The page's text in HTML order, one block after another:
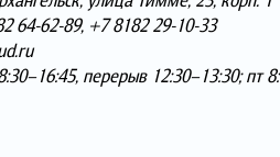
64‑62-89, +7 8182 29‑10-33
перерыв 12:30–13:30; пт